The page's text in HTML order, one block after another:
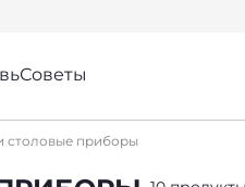
Советы
столовые приборы